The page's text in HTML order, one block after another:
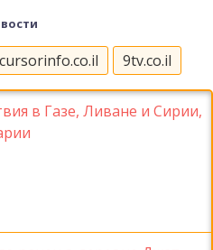
cursorinfo.co.il 9tv.co.il
в Газе, Ливане и Сирии,